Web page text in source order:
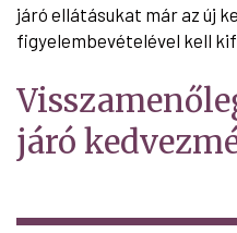
járó ellátásukat már az új
figyelembevételével kell
járó